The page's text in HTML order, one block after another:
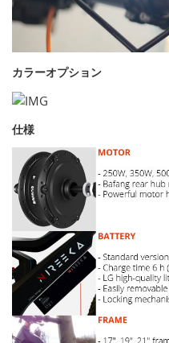
カラーオプション
仕様